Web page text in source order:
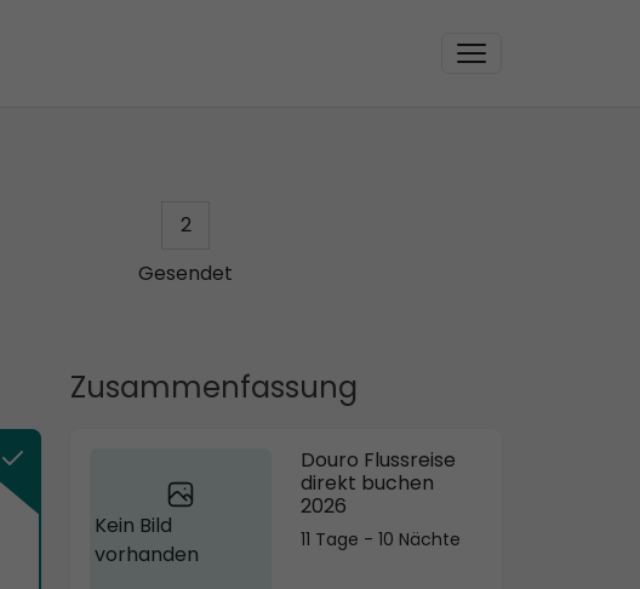
2
Gesendet
Zusammenfassung
Kein Bild
vorhanden
Douro Flussreise
direkt buchen
2026
11 Tage - 10 Nächte